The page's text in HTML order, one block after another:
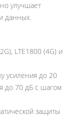
улучшает
данных.
LTE1800 (4G) и
усиления до 20
до 70 дБ с шагом
защиты